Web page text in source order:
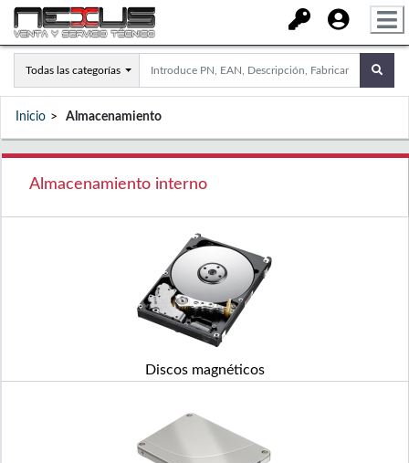
Todas las categorías
Inicio Almacenamiento
Almacenamiento interno
Discos magnéticos